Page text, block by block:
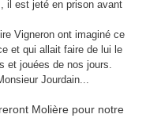
il est jeté en prison avant
Vigneron ont imaginé ce
et qui allait faire de lui le
et jouées de nos jours.
Jourdain...
Molière pour notre